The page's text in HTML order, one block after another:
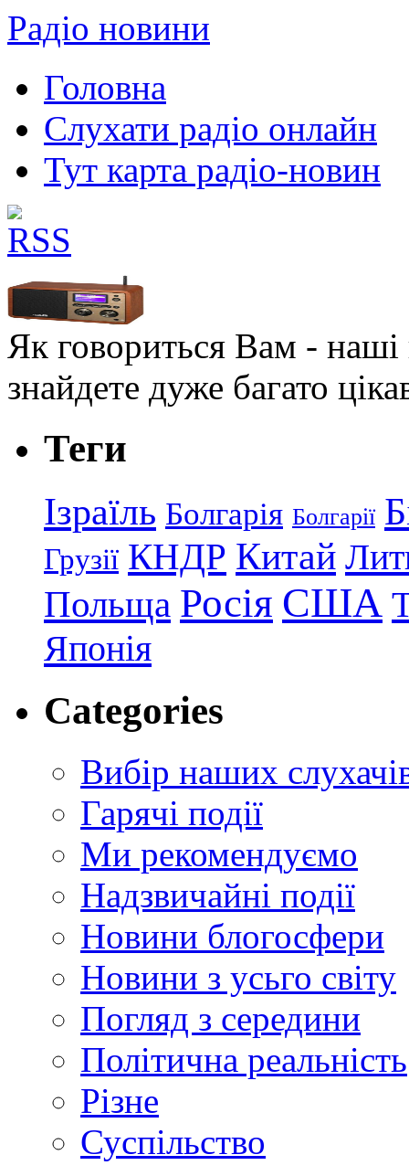
Радіо новини
Головна
Слухати радіо онлайн
Тут карта радіо-новин
Як говориться Вам - наші
знайдете дуже багато
Теги
Ізраїль Болгарія Болгарії
Грузії КНДР Китай
Польща Росія США
Японія
Categories
Вибір наших
Гарячі події
Ми рекомендуємо
Надзвичайні події
Новини блогосфери
Новини з усьго світу
Погляд з середини
Політична реальність
Різне
Суспільство